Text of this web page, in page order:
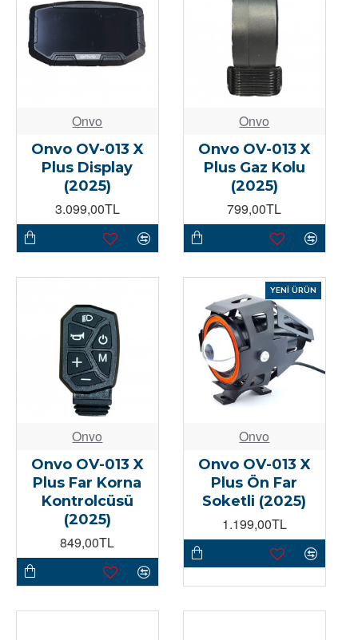
Onvo
Onvo OV-013 X
Plus Display
(2025)
3.099,00TL
Onvo
Onvo OV-013 X
Plus Gaz Kolu
(2025)
799,00TL
Onvo
Onvo OV-013 X
Plus Far Korna
Kontrolcüsü
(2025)
849,00TL
YENI ÜRÜN
Onvo
Onvo OV-013 X
Plus Ön Far
Soketli (2025)
1.199,00TL